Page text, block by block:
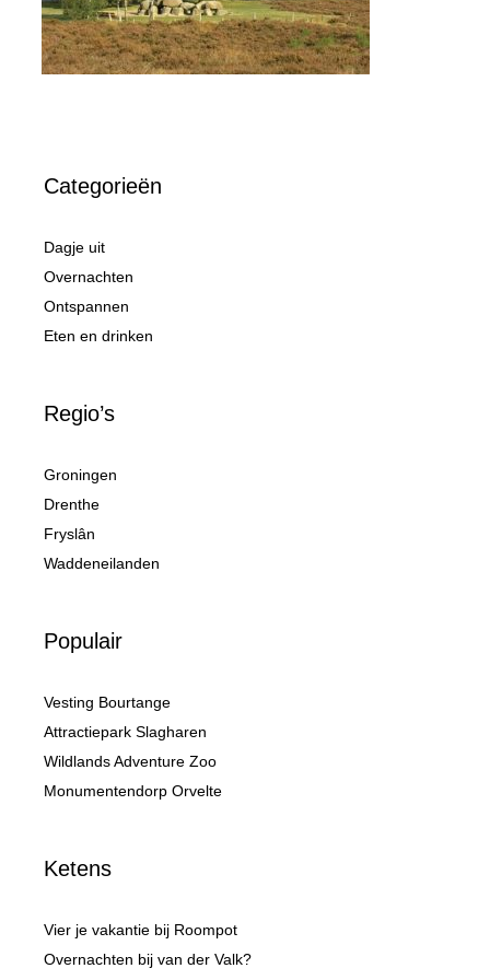
Categorieën
Dagje uit
Overnachten
Ontspannen
Eten en drinken
Regio’s
Groningen
Drenthe
Fryslân
Waddeneilanden
Populair
Vesting Bourtange
Attractiepark Slagharen
Wildlands Adventure Zoo
Monumentendorp Orvelte
Ketens
Vier je vakantie bij Roompot
Overnachten bij van der Valk?